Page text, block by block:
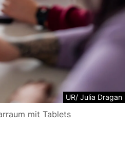
UR/ Julia Dragan
mit Tablets